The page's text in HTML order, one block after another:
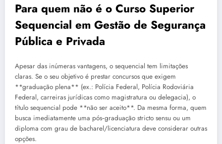
Para quem não é o Curso Superior
Sequencial em Gestão de Segurança
Pública e Privada
Apesar das inúmeras vantagens, o sequencial tem limitações
claras. Se o seu objetivo é prestar concursos que exigem
**graduação plena** (ex.: Polícia Federal, Polícia Rodoviária
Federal, carreiras jurídicas como magistratura ou delegacia), o
título sequencial pode **não ser aceito**. Da mesma forma, quem
busca imediatamente uma pós‑graduação stricto sensu ou um
diploma com grau de bacharel/licenciatura deve considerar outras
opções.